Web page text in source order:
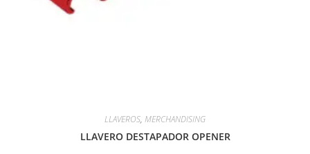
LLAVEROS, MERCHANDISING
LLAVERO DESTAPADOR OPENER